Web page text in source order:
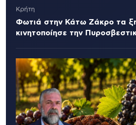
Κρήτη
Φωτιά στην Κάτω Ζάκρο τα
κινητοποίησε την